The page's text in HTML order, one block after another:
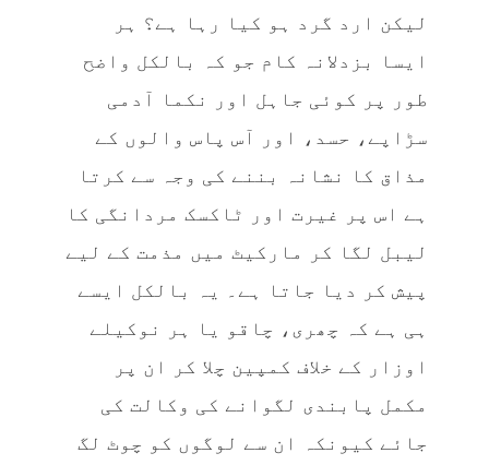
لیکن ارد گرد ہو کیا رہا ہے؟ ہر
ایسا بزدلانہ کام جو کہ بالکل واضح
طور پر کوئی جاہل اور نکما آدمی
سڑاپے، حسد، اور آس پاس والوں کے
مذاق کا نشانہ بننے کی وجہ سے کرتا
ہے اس پر غیرت اور ٹاکسک مردانگی کا
لیبل لگا کر مارکیٹ میں مذمت کے لیے
پیش کر دیا جاتا ہے۔ یہ بالکل ایسے
ہی ہے کہ چھری، چاقو یا ہر نوکیلے
اوزار کے خلاف کمپین چلا کر ان پر
مکمل پابندی لگوانے کی وکالت کی
جائے کیونکہ ان سے لوگوں کو چوٹ لگ